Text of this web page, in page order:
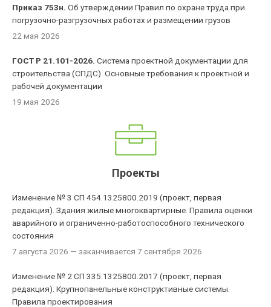
Приказ 753н. Об утверждении Правил по охране труда при
погрузочно-разгрузочных работах и размещении грузов
22 мая 2026
ГОСТ Р 21.101-2026. Система проектной документации для
строительства (СПДС). Основные требования к проектной и
рабочей документации
19 мая 2026
Проекты
Изменение № 3 СП 454.1325800.2019 (проект, первая
редакция). Здания жилые многоквартирные. Правила оценки
аварийного и ограниченно-работоспособного технического
состояния
7 августа 2026 — заканчивается 7 сентября 2026
Изменение № 2 СП 335.1325800.2017 (проект, первая
редакция). Крупнопанельные конструктивные системы.
Правила проектирования